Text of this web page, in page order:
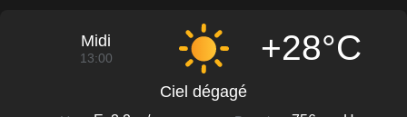
Midi
13:00 +28°C
Ciel dégagé